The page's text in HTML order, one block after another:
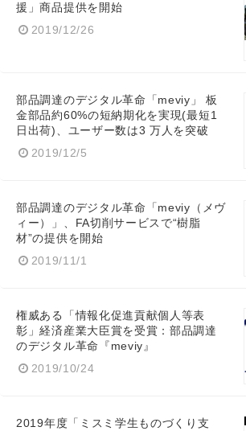
援」商品提供を開始
2019/12/26
部品調達のデジタル革命「meviy」 板
金部品約60%の短納期化を実現(最短1
日出荷)、ユーザー数は3 万人を突破
2019/12/5
部品調達のデジタル革命「meviy（メヴ
ィー）」、FA切削サービスで“樹脂
材”の提供を開始
2019/11/1
権威ある「情報化促進貢献個人等表
彰」経済産業大臣賞を受賞：部品調達
のデジタル革命『meviy』
2019/10/24
2019年度「ミスミ学生ものづくり支